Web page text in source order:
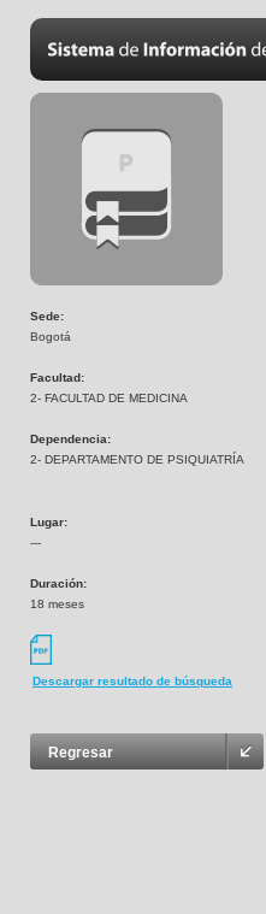
Sede:
Bogotá
Facultad:
2- FACULTAD DE MEDICINA
Dependencia:
2- DEPARTAMENTO DE PSIQUIATRÍA
Lugar:
---
Duración:
18 meses
Descargar resultado de búsqueda
Regresar